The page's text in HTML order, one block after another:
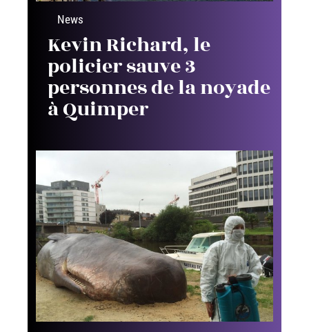
News
Kevin Richard, le
policier sauve 3
personnes de la noyade
à Quimper